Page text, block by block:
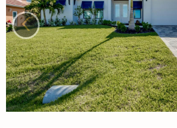
‹